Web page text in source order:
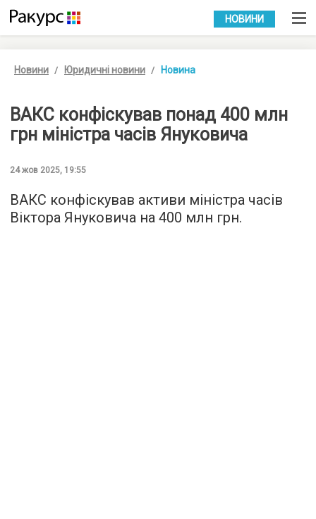
УКР РУС
НОВИНИ
Новини Юридичні новини Новина
ВАКС конфіскував понад 400 млн
грн міністра часів Януковича
24 жов 2025, 19:55
ВАКС конфіскував активи міністра часів
Віктора Януковича на 400 млн грн.